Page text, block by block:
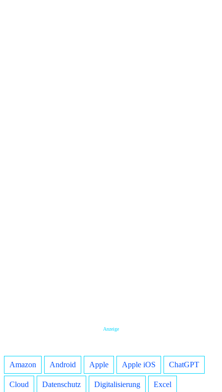
Anzeige
Amazon Android Apple Apple iOS ChatGPT
Cloud Datenschutz Digitalisierung Excel